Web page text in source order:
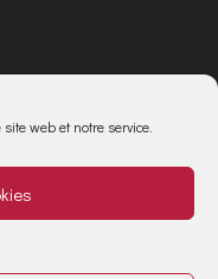
web et notre service.